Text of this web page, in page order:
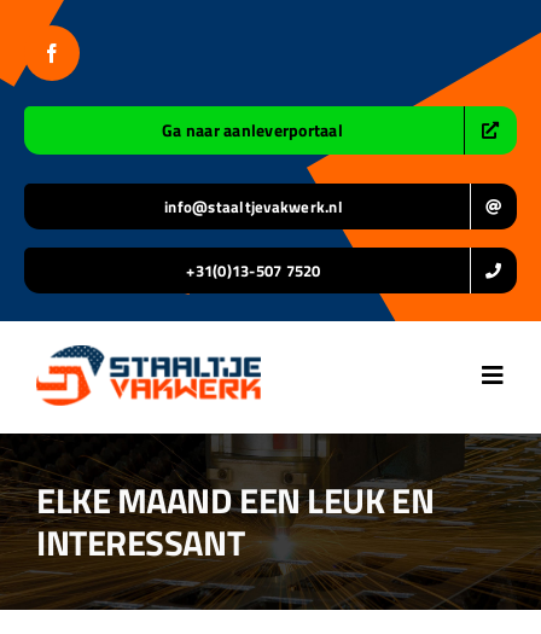
inhoud
Ga naar aanleverportaal
info@staaltjevakwerk.nl
+31(0)13-507 7520
Home
Over ons
ELKE MAAND EEN LEUK EN
INTERESSANT